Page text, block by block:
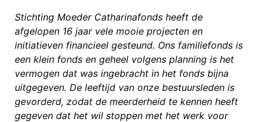
Stichting Moeder Catharinafonds heeft de
afgelopen 16 jaar vele mooie projecten en
initiatieven financieel gesteund. Ons familiefonds is
een klein fonds en geheel volgens planning is het
vermogen dat was ingebracht in het fonds bijna
uitgegeven. De leeftijd van onze bestuursleden is
gevorderd, zodat de meerderheid te kennen heeft
gegeven dat het wil stoppen met het werk voor